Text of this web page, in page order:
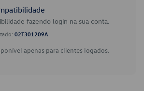
fazendo login na sua conta.
02T301209A
apenas para clientes logados.